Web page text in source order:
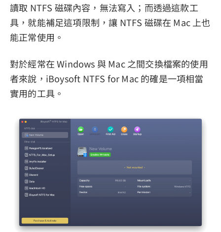
讀取 NTFS 磁碟內容，無法寫入；而透過這款工
具，就能補足這項限制，讓 NTFS 磁碟在 Mac 上也
能正常使用。
對於經常在 Windows 與 Mac 之間交換檔案的使用
者來說，iBoysoft NTFS for Mac 的確是一項相當
實用的工具。